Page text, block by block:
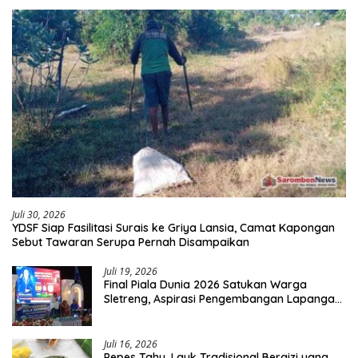
Juli 30, 2026
YDSF Siap Fasilitasi Surais ke Griya Lansia, Camat Kapongan
Sebut Tawaran Serupa Pernah Disampaikan
Juli 19, 2026
Final Piala Dunia 2026 Satukan Warga
Sletreng, Aspirasi Pengembangan Lapangan
Juli 16, 2026